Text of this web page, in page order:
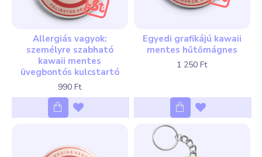
Allergiás vagyok:
személyre szabható
kawaii mentes
üvegbontós kulcstartó
990 Ft
Egyedi grafikájú kawaii
mentes hűtőmágnes
1 250 Ft